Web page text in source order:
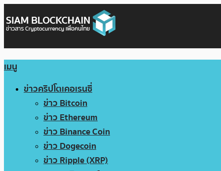
เมนู
ข่าวคริปโตเคอเรนซี่
ข่าว Bitcoin
ข่าว Ethereum
ข่าว Binance Coin
ข่าว Dogecoin
ข่าว Ripple (XRP)